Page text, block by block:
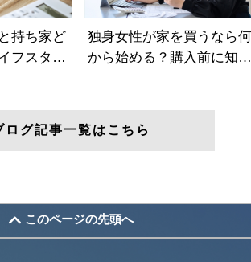
ログ記事一覧はこちら
このページの先頭へ